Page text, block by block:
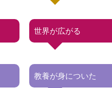
世界が広がる
教養が身についた